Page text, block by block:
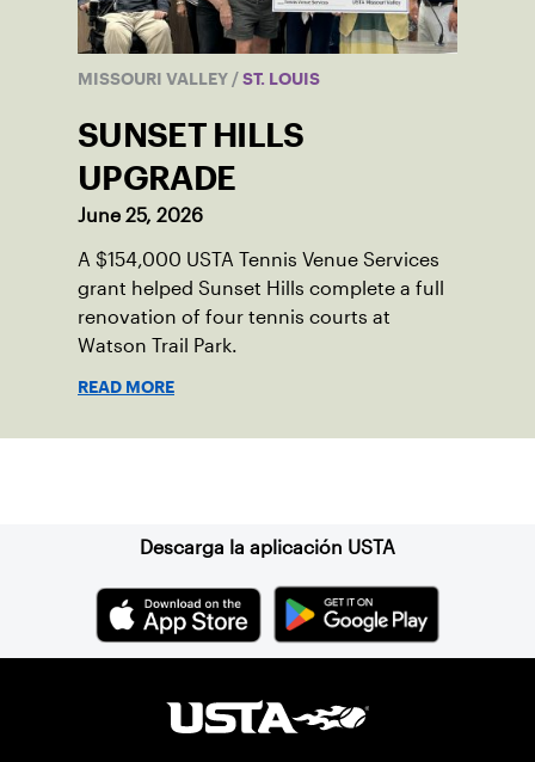
MISSOURI VALLEY / ST. LOUIS
SUNSET HILLS
UPGRADE
June 25, 2026
A $154,000 USTA Tennis Venue Services
grant helped Sunset Hills complete a full
renovation of four tennis courts at
Watson Trail Park.
READ MORE
Descarga la aplicación USTA